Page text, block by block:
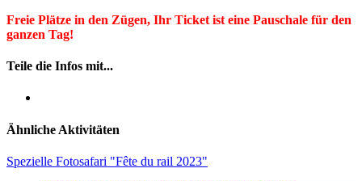
Freie Plätze in den Zügen, Ihr Ticket ist eine Pauschale für den
ganzen Tag!
Teile die Infos mit...
Ähnliche Aktivitäten
Spezielle Fotosafari "Fête du rail 2023"